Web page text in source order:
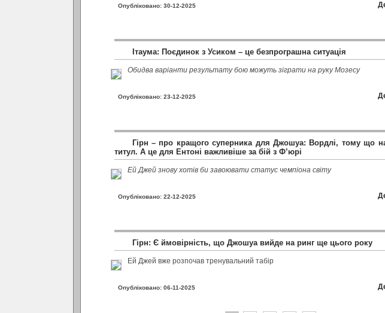
Опубліковано: 30-12-2025
Ітаума: Поєдинок з Усиком – це безпрограшна ситуація
Обидва варіанти результату бою можуть зіграти на руку Мозесу
Опубліковано: 23-12-2025
Гірн – про кращого суперника для Джошуа: Вордлі, тому що
титул. А це для Ентоні важливіше за бій з Ф’юрі
Ей Джей знову хотів би завоювати статус чемпіона світу
Опубліковано: 22-12-2025
Гірн: Є ймовірність, що Джошуа вийде на ринг ще цього року
Ей Джей вже розпочав тренувальний табір
Опубліковано: 06-11-2025